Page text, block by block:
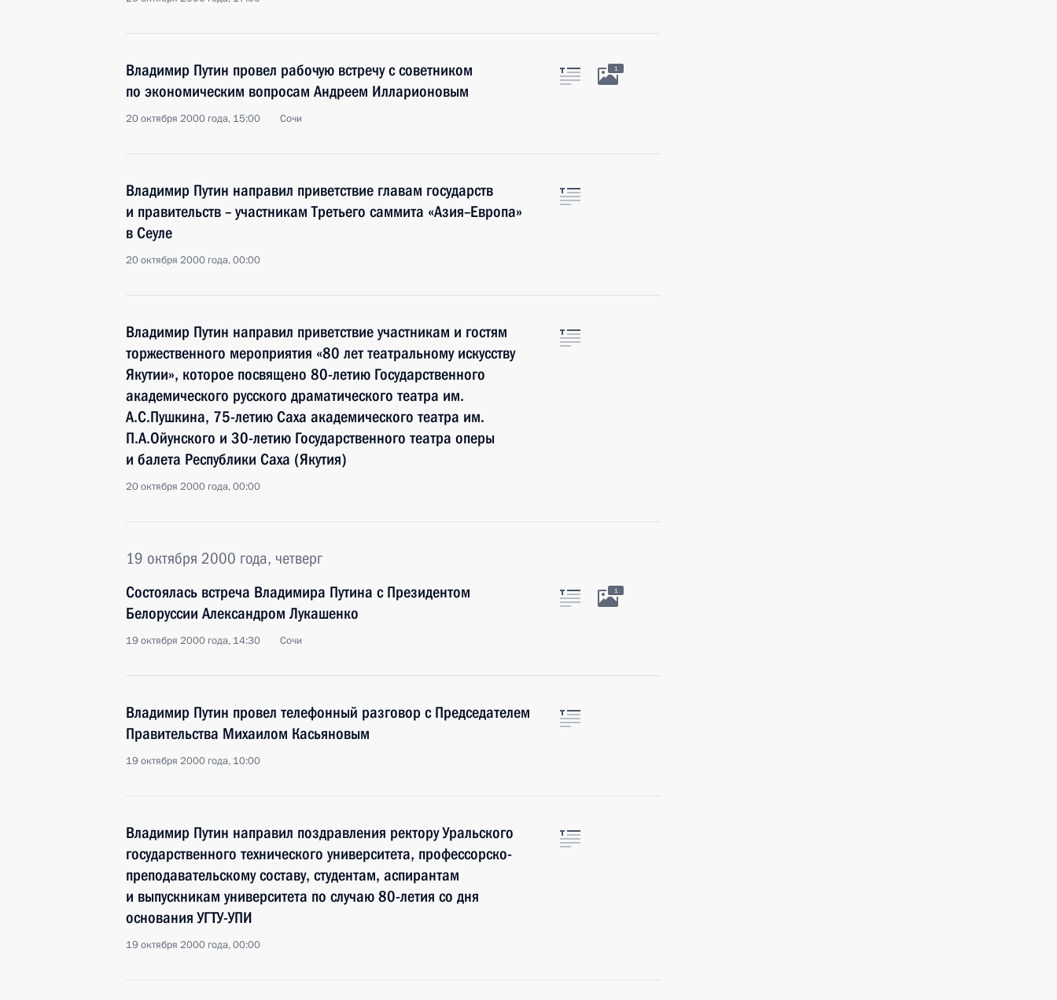
Владимир Путин провел рабочую встречу с советником
по экономическим вопросам Андреем Илларионовым
20 октября 2000 года, 15:00 Сочи
1
Владимир Путин направил приветствие главам государств
и правительств – участникам Третьего саммита «Азия–Европа»
в Сеуле
20 октября 2000 года, 00:00
Владимир Путин направил приветствие участникам и гостям
торжественного мероприятия «80 лет театральному искусству
Якутии», которое посвящено 80-летию Государственного
академического русского драматического театра им.
А.С.Пушкина, 75-летию Саха академического театра им.
П.А.Ойунского и 30-летию Государственного театра оперы
и балета Республики Саха (Якутия)
20 октября 2000 года, 00:00
19 октября 2000 года, четверг
Состоялась встреча Владимира Путина с Президентом
Белоруссии Александром Лукашенко
19 октября 2000 года, 14:30 Сочи
1
Владимир Путин провел телефонный разговор с Председателем
Правительства Михаилом Касьяновым
19 октября 2000 года, 10:00
Владимир Путин направил поздравления ректору Уральского
государственного технического университета, профессорско-
преподавательскому составу, студентам, аспирантам
и выпускникам университета по случаю 80-летия со дня
основания УГТУ-УПИ
19 октября 2000 года, 00:00